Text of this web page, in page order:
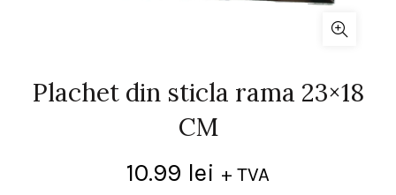
Plachet din sticla rama 23×18
CM
10.99 lei + TVA